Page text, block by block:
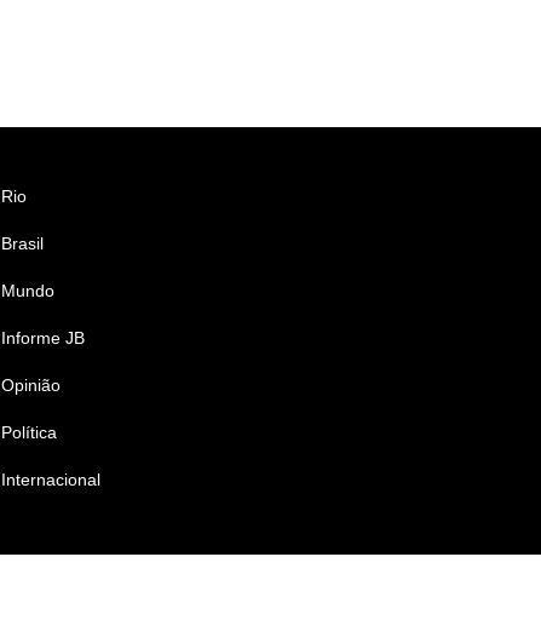
Rio
Brasil
Mundo
Informe JB
Opinião
Política
Internacional